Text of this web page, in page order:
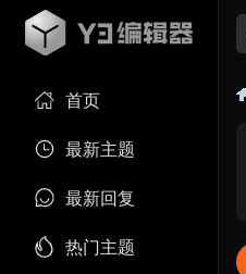
首页
最新主题
最新回复
热门主题